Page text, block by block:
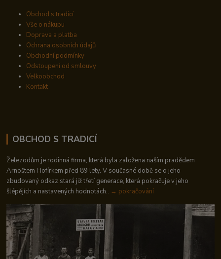
Obchod s tradicí
Vše o nákupu
Doprava a platba
Ochrana osobních údajů
Obchodní podmínky
Odstoupení od smlouvy
Velkoobchod
Kontakt
OBCHOD S TRADICÍ
Železodům je rodinná firma, která byla založena naším pradědem
Arnoštem Hofírkem před 89 lety. V současné době se o jeho
zbudovaný odkaz stará již třetí generace, která pokračuje v jeho
šlépějích a nastavených hodnotách.. → pokračování